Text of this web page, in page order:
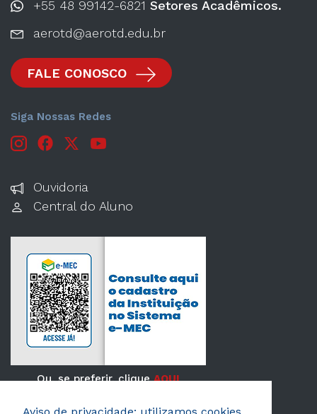
+55 48 99142-6821 Setores Acadêmicos.
aerotd@aerotd.edu.br
FALE CONOSCO
Siga Nossas Redes
Ouvidoria
Central do Aluno
Ou, se preferir, cliqueAQUI